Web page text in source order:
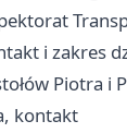
i zakres
Piotra i
kontakt